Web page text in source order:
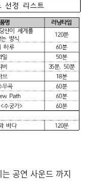
공연 사운드 까지